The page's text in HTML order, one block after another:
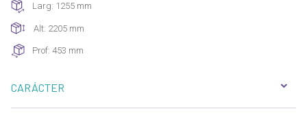
Larg: 1255 mm
Alt: 2205 mm
Prof: 453 mm
CARÁCTER